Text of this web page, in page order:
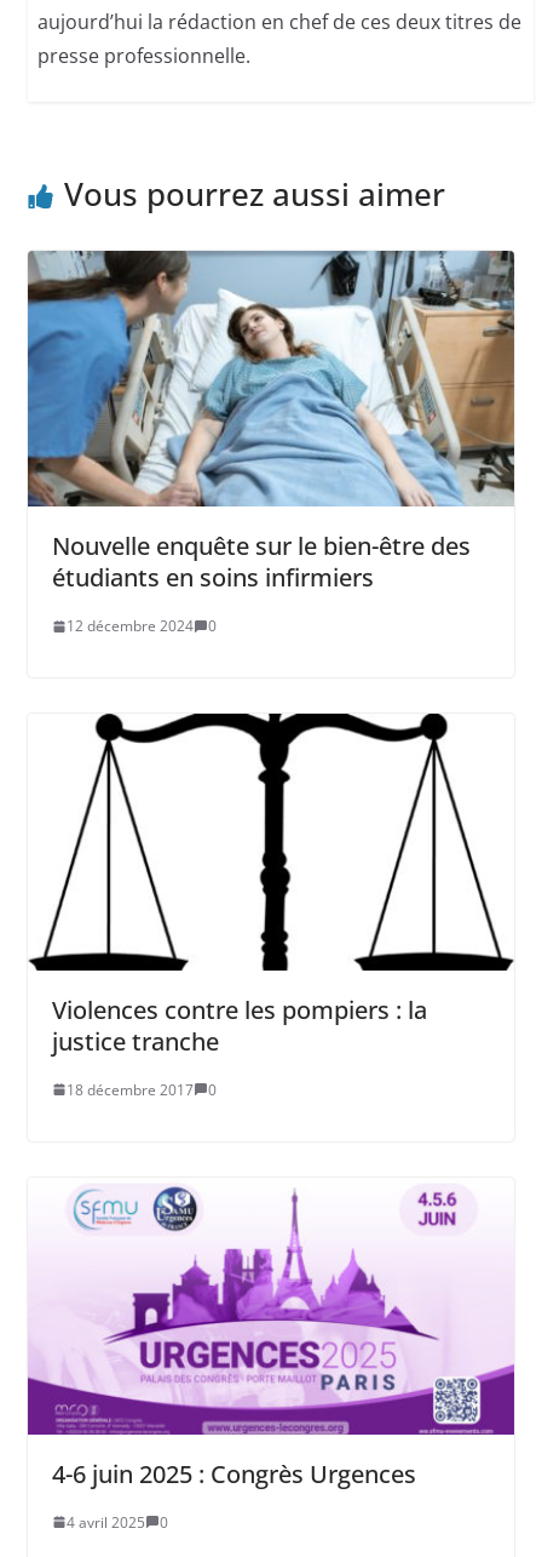
aujourd’hui la rédaction en chef de ces deux titres de
presse professionnelle.
Vous pourrez aussi aimer
Nouvelle enquête sur le bien-être des
étudiants en soins infirmiers
12 décembre 2024 0
Violences contre les pompiers : la
justice tranche
18 décembre 2017 0
4-6 juin 2025 : Congrès Urgences
4 avril 2025 0